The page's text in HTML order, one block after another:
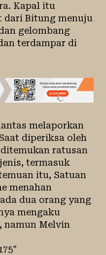
Kapal itu
dari Bitung menuju
gelombang
terdampar di
melaporkan
diperiksa oleh
ratusan
termasuk
itu, Satuan
menahan
dua orang yang
mengaku
namun Melvin